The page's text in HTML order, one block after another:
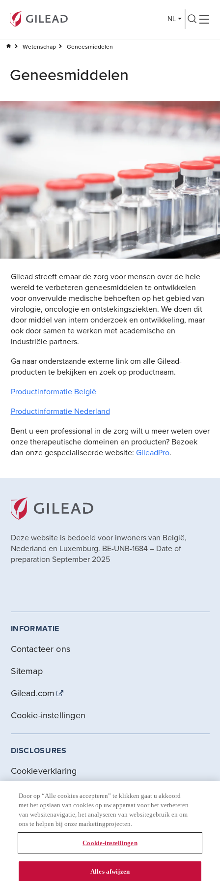
NL
Wetenschap Geneesmiddelen
Geneesmiddelen
Gilead streeft ernaar de zorg voor mensen over de hele
wereld te verbeteren geneesmiddelen te ontwikkelen
voor onvervulde medische behoeften op het gebied van
virologie, oncologie en ontstekingsziekten. We doen dit
door middel van intern onderzoek en ontwikkeling, maar
ook door samen te werken met academische en
industriële partners.
Ga naar onderstaande externe link om alle Gilead-
producten te bekijken en zoek op productnaam.
Productinformatie België
Productinformatie Nederland
Bent u een professional in de zorg wilt u meer weten over
onze therapeutische domeinen en producten? Bezoek
dan onze gespecialiseerde website: GileadPro.
Deze website is bedoeld voor inwoners van België,
Nederland en Luxemburg. BE-UNB-1684 – Date of
preparation September 2025
INFORMATIE
Contacteer ons
Sitemap
Gilead.com
Cookie-instellingen
DISCLOSURES
Cookieverklaring
Privacyverklaring
Gebruiksvoorwaarden
Privacyverklaring voor Beroepsbeoefenaren in de
Door op “Alle cookies accepteren” te klikken gaat u akkoord
met het opslaan van cookies op uw apparaat voor het verbeteren
van websitenavigatie, het analyseren van websitegebruik en om
ons te helpen bij onze marketingprojecten.
Cookie-instellingen
Alles afwijzen